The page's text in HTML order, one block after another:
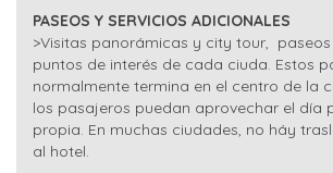
PASEOS Y SERVICIOS ADICIONALES
>Visitas panorámicas y city tour,
puntos de interés de cada ciuda. Estos
normalmente termina en el centro de la
los pasajeros puedan aprovechar el día
propia. En muchas ciudades, no háy
al hotel.